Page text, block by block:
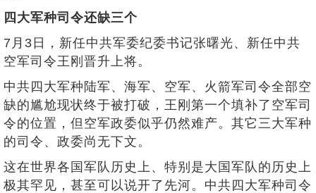
四大军种司令还缺三个
7月3日，新任中共军委纪委书记张曙光、新任中共
空军司令王刚晋升上将。
中共四大军种陆军、海军、空军、火箭军司令全部空
缺的尴尬现状终于被打破，王刚第一个填补了空军司
令的位置，但空军政委似乎仍然难产。其它三大军种
的司令、政委尚无下文。
这在世界各国军队历史上、特别是大国军队的历史上
极其罕见，甚至可以说开了先河。中共四大军种司令